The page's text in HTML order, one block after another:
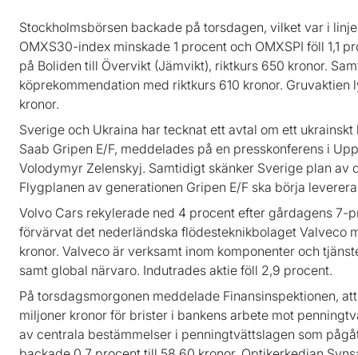
Stockholmsbörsen backade på torsdagen, vilket var i
OMXS30-index minskade 1 procent och OMXSPI föll 1,1
på Boliden till Övervikt (Jämvikt), riktkurs 650 kronor.
köprekommendation med riktkurs 610 kronor.
kronor.
Sverige och Ukraina har tecknat ett avtal om ett
Saab Gripen E/F, meddelades på en presskonferens i
Volodymyr Zelenskyj. Samtidigt skänker Sverige plan av
Flygplanen av generationen Gripen E/F ska börja
Volvo Cars rekylerade ned 4 procent efter gårdagens 7-
förvärvat det nederländska flödesteknikbolaget Valveco
kronor. Valveco är verksamt inom komponenter och
samt global närvaro. Indutrades aktie föll 2,9 procent.
På torsdagsmorgonen meddelade Finansinspektionen,
miljoner kronor för brister i bankens arbete mot
av centrala bestämmelser i penningtvättslagen som